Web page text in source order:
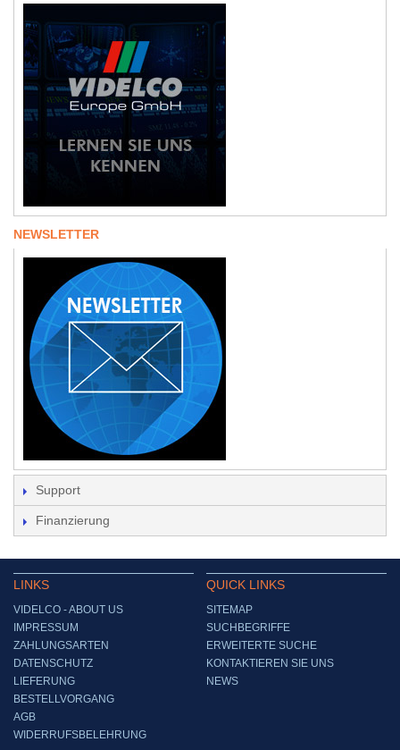
NEWSLETTER
Support
Finanzierung
LINKS
VIDELCO - ABOUT US
IMPRESSUM
ZAHLUNGSARTEN
DATENSCHUTZ
LIEFERUNG
BESTELLVORGANG
AGB
WIDERRUFSBELEHRUNG
QUICK LINKS
SITEMAP
SUCHBEGRIFFE
ERWEITERTE SUCHE
KONTAKTIEREN SIE UNS
NEWS